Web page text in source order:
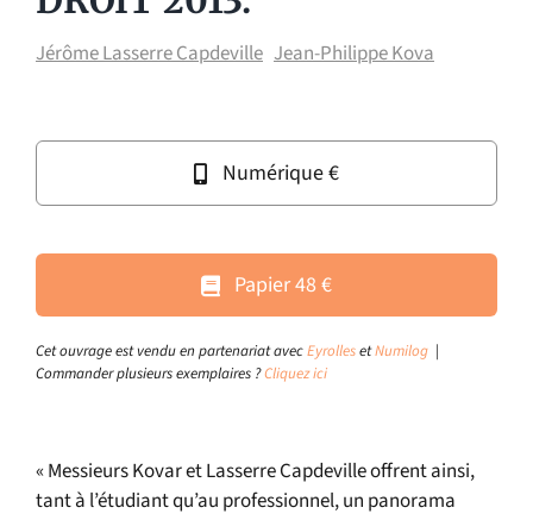
Jérôme Lasserre Capdeville Jean-Philippe Kova
Numérique €
Papier 48 €
Cet ouvrage est vendu en partenariat avecEyrollesetNumilog|
Commander plusieurs exemplaires ?Cliquez ici
« Messieurs Kovar et Lasserre Capdeville offrent ainsi,
tant à l’étudiant qu’au professionnel, un panorama